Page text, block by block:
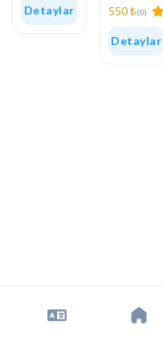
Detaylar 550 ₺(0)
Detaylar